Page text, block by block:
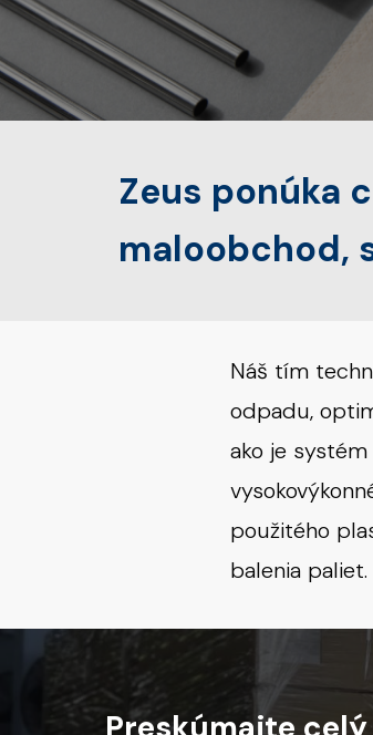
Zeus ponúka
maloobchod,
Náš tím
odpadu,
ako je
použitého
balenia paliet.